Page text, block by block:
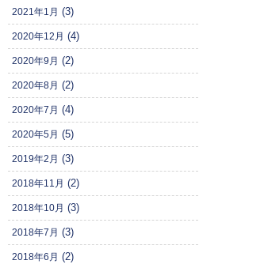
2021年1月 (3)
2020年12月 (4)
2020年9月 (2)
2020年8月 (2)
2020年7月 (4)
2020年5月 (5)
2019年2月 (3)
2018年11月 (2)
2018年10月 (3)
2018年7月 (3)
2018年6月 (2)